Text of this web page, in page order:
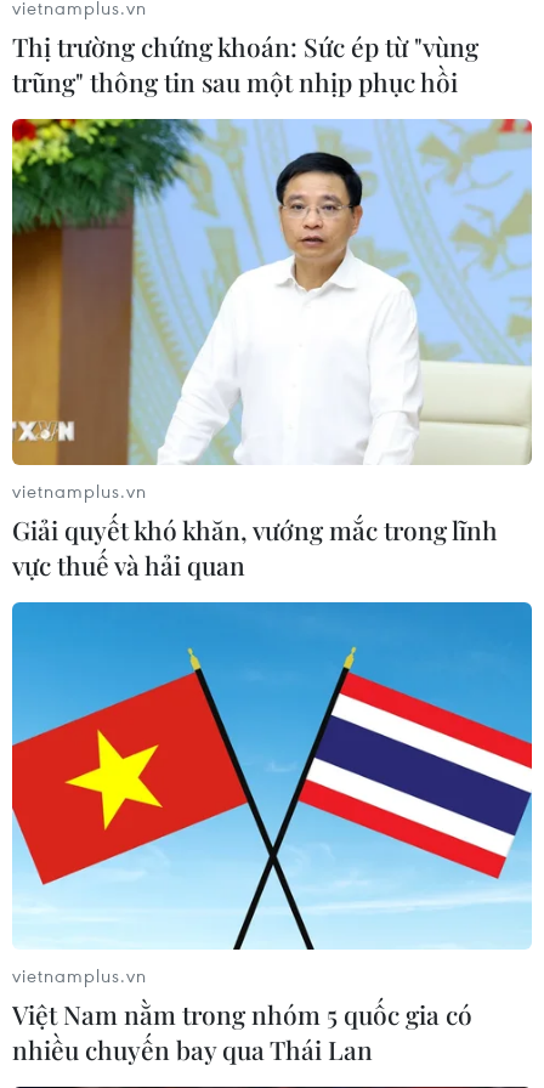
vietnamplus.vn
Thị trường chứng khoán: Sức ép từ "vùng
trũng" thông tin sau một nhịp phục hồi
vietnamplus.vn
Giải quyết khó khăn, vướng mắc trong lĩnh
vực thuế và hải quan
vietnamplus.vn
Việt Nam nằm trong nhóm 5 quốc gia có
nhiều chuyến bay qua Thái Lan